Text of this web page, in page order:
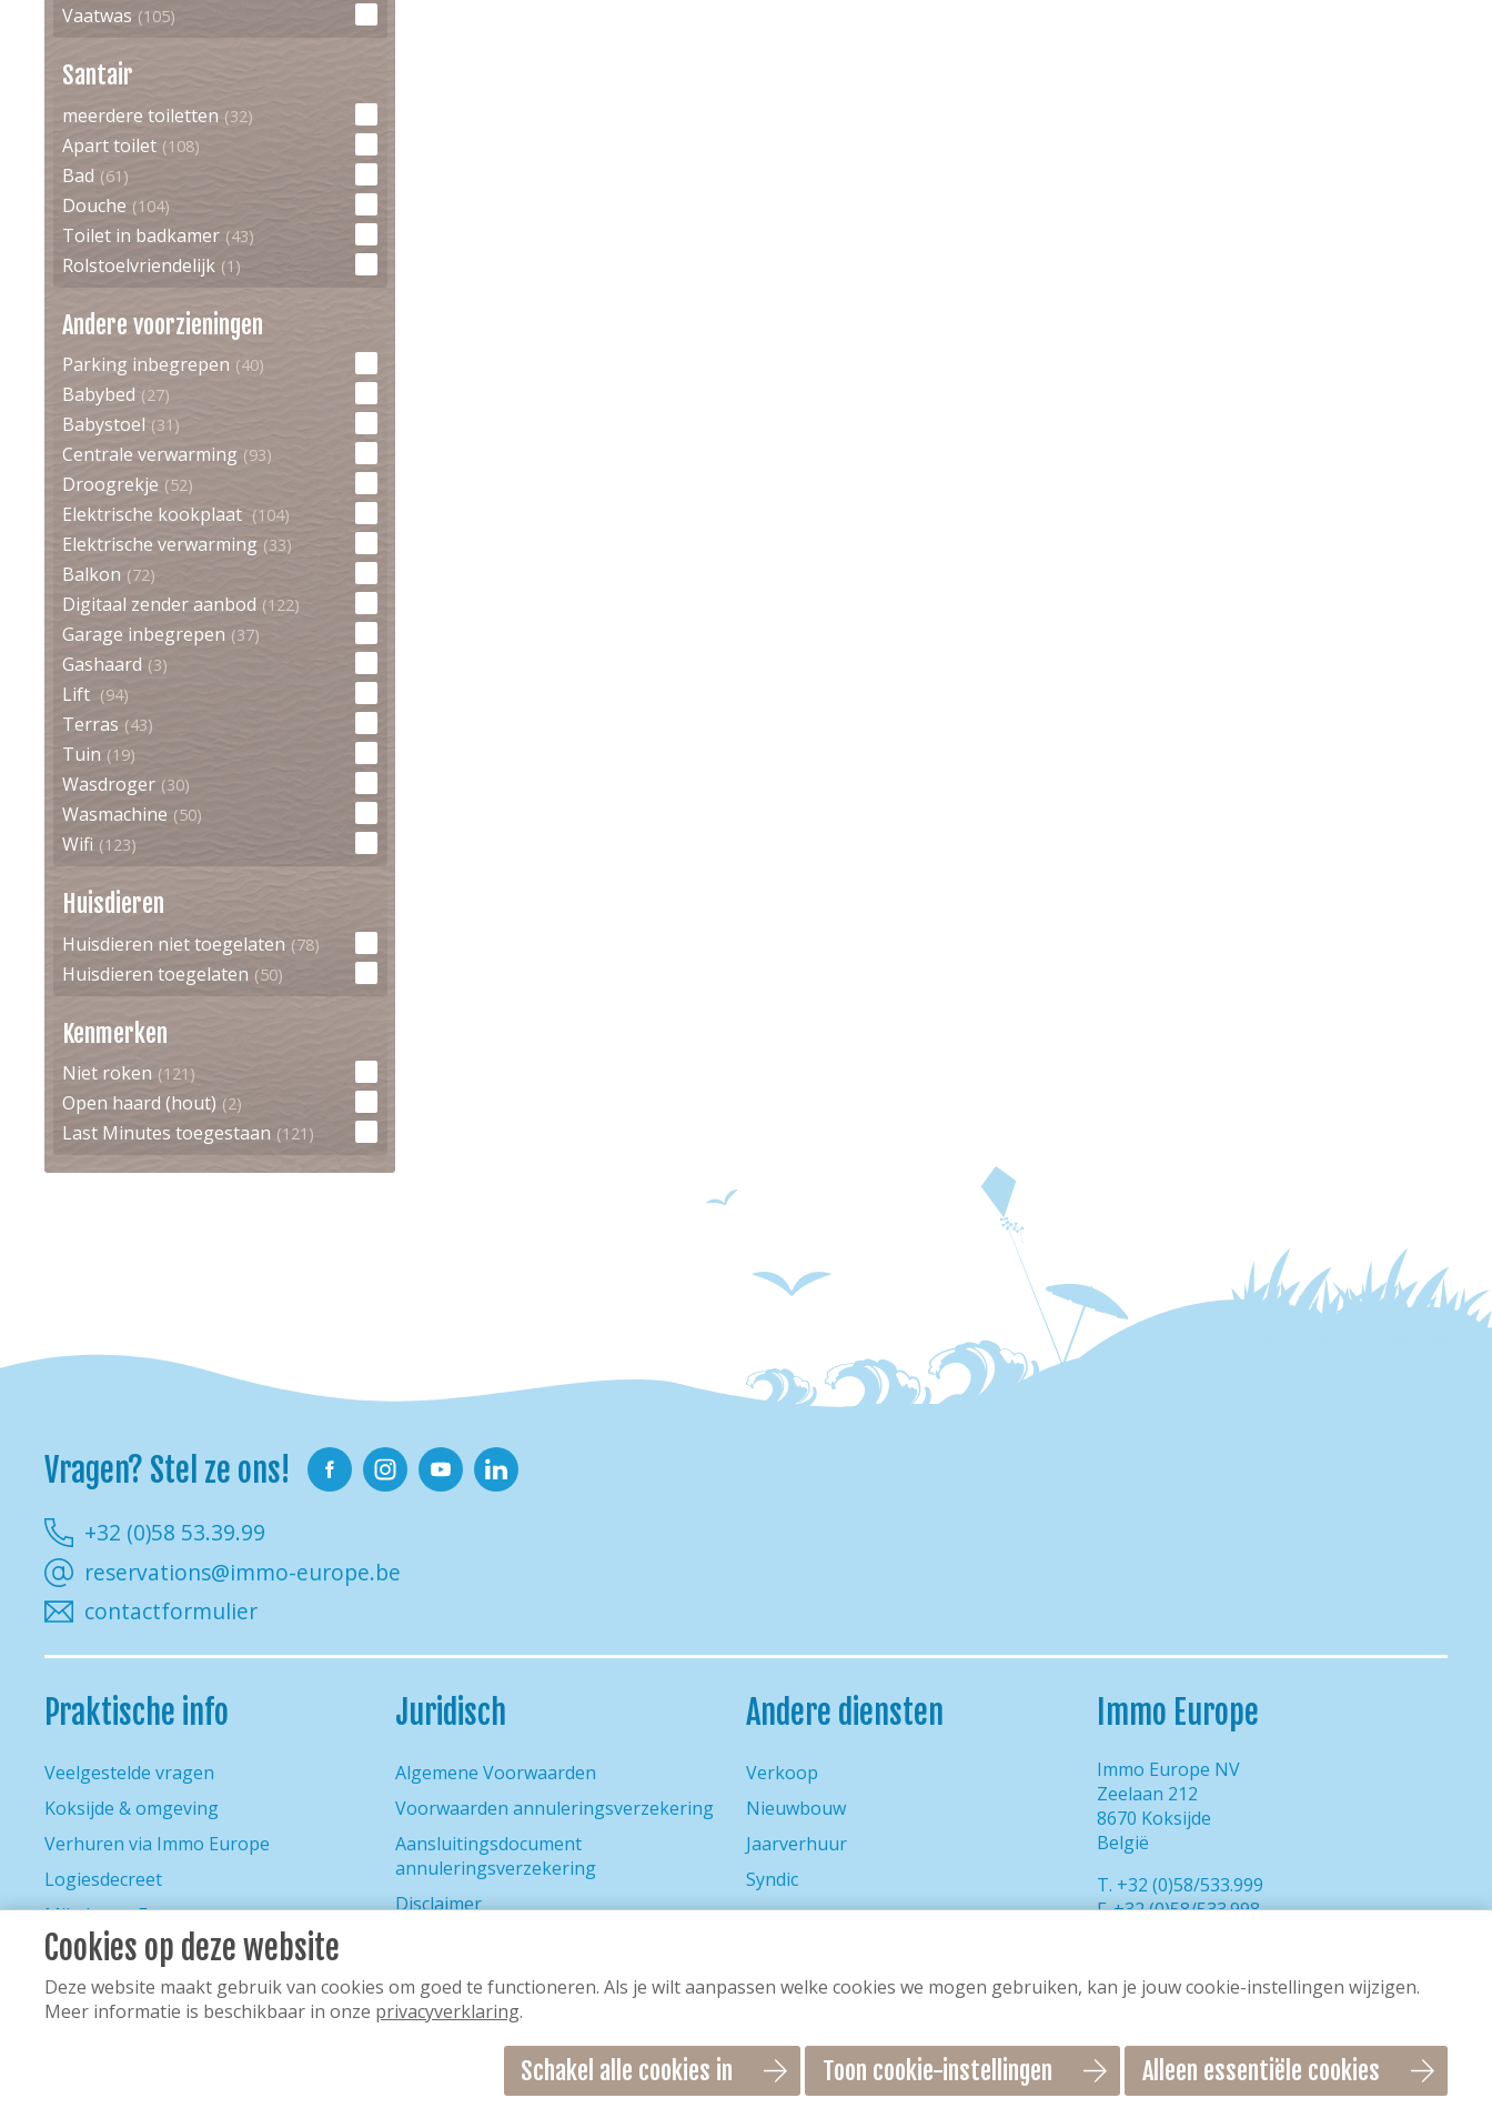
Vaatwas (105)
Santair
meerdere toiletten (32)
Apart toilet (108)
Bad (61)
Douche (104)
Toilet in badkamer (43)
Rolstoelvriendelijk (1)
Andere voorzieningen
Parking inbegrepen (40)
Babybed (27)
Babystoel (31)
Centrale verwarming (93)
Droogrekje (52)
Elektrische kookplaat (104)
Elektrische verwarming (33)
Balkon (72)
Digitaal zender aanbod (122)
Garage inbegrepen (37)
Gashaard (3)
Lift (94)
Terras (43)
Tuin (19)
Wasdroger (30)
Wasmachine (50)
Wifi (123)
Huisdieren
Huisdieren niet toegelaten (78)
Huisdieren toegelaten (50)
Kenmerken
Niet roken (121)
Open haard (hout) (2)
Last Minutes toegestaan (121)
Vragen? Stel ze ons!
+32 (0)58 53.39.99
reservations@immo-europe.be
contactformulier
Praktische info
Veelgestelde vragen
Koksijde & omgeving
Verhuren via Immo Europe
Logiesdecreet
Mijn Immo Europe
Lastminutes
Contact
Juridisch
Algemene Voorwaarden
Voorwaarden annuleringsverzekering
Aansluitingsdocument
annuleringsverzekering
Disclaimer
Sitemap
Andere diensten
Verkoop
Nieuwbouw
Jaarverhuur
Syndic
Immo Europe
Immo Europe NV
Zeelaan 212
8670 Koksijde
België
T. +32 (0)58/533.999
F. +32 (0)58/533.998
, Alle rechten voorbehouden Design & realisatie: Holiday Media Home Vakantiehuizen Contact Eigenaren Veelgestelde vragen
Cookies op deze website
Deze website maakt gebruik van cookies om goed te functioneren. Als je wilt aanpassen welke cookies we mogen gebruiken, kan je jouw cookie-instellingen wijzigen.
Meer informatie is beschikbaar in onze privacyverklaring.
Schakel alle cookies in Toon cookie-instellingen Alleen essentiële cookies